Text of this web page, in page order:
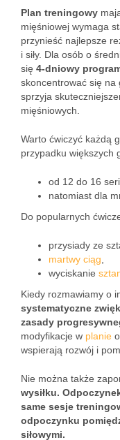
Plan treningowy
mięśniowej wymaga
przynieść najlepsze
i siły. Dla osób o
się 4-dniowy
skoncentrować się na
sprzyja
mięśniowych.
Warto ćwiczyć każdą
przypadku większych
od 12 do 16
natomiast dla
Do popularnych
przysiady ze
martwy ciąg
wyciskanie
Kiedy rozmawiamy o
systematyczne
zasady
modyfikacje w planie
wspierają rozwój i
Nie można także
wysiłku.
same sesje
odpoczynku
siłowymi.